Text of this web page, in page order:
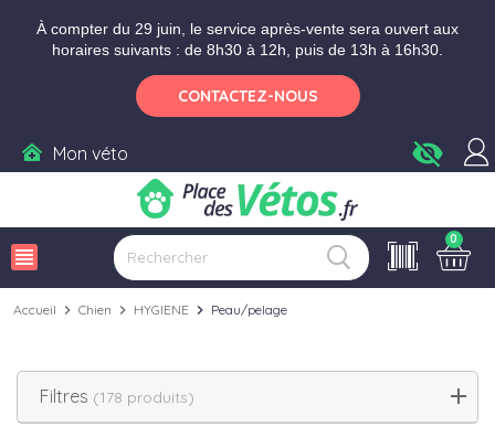
À compter du 29 juin, le service après-vente sera ouvert aux
horaires suivants : de 8h30 à 12h, puis de 13h à 16h30.
CONTACTEZ-NOUS
Mon véto visibility_off
view_headline
0
Accueil chevron_right Chien chevron_right HYGIENE chevron_right Peau/pelage
Filtres (178 produits)